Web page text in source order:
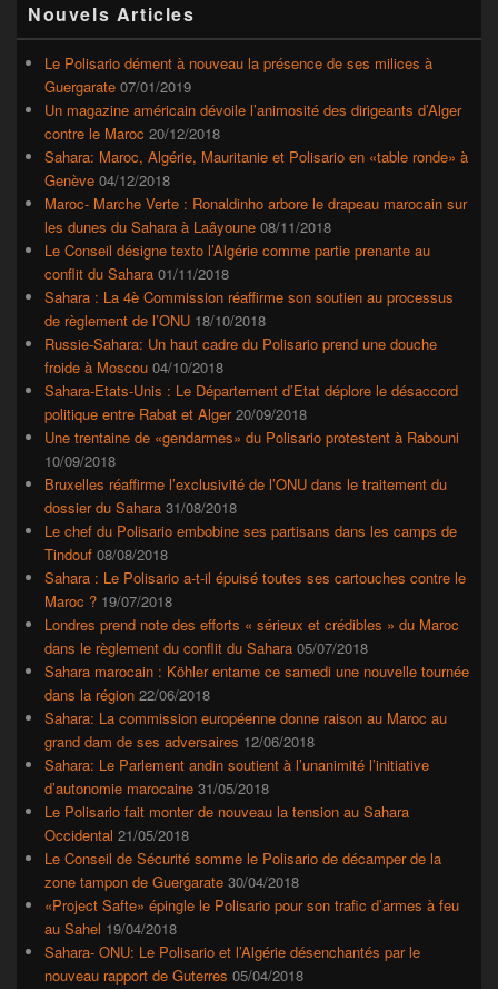
principale
de
widget
barre
latérale
Nouvels Articles
Le Polisario dément à nouveau la présence de ses milices à
Guergarate 07/01/2019
Un magazine américain dévoile l’animosité des dirigeants d’Alger
contre le Maroc 20/12/2018
Sahara: Maroc, Algérie, Mauritanie et Polisario en «table ronde» à
Genève 04/12/2018
Maroc- Marche Verte : Ronaldinho arbore le drapeau marocain sur
les dunes du Sahara à Laâyoune 08/11/2018
Le Conseil désigne texto l’Algérie comme partie prenante au
conflit du Sahara 01/11/2018
Sahara : La 4è Commission réaffirme son soutien au processus
de règlement de l’ONU 18/10/2018
Russie-Sahara: Un haut cadre du Polisario prend une douche
froide à Moscou 04/10/2018
Sahara-Etats-Unis : Le Département d’Etat déplore le désaccord
politique entre Rabat et Alger 20/09/2018
Une trentaine de «gendarmes» du Polisario protestent à Rabouni
10/09/2018
Bruxelles réaffirme l’exclusivité de l’ONU dans le traitement du
dossier du Sahara 31/08/2018
Le chef du Polisario embobine ses partisans dans les camps de
Tindouf 08/08/2018
Sahara : Le Polisario a-t-il épuisé toutes ses cartouches contre le
Maroc ? 19/07/2018
Londres prend note des efforts « sérieux et crédibles » du Maroc
dans le règlement du conflit du Sahara 05/07/2018
Sahara marocain : Köhler entame ce samedi une nouvelle tournée
dans la région 22/06/2018
Sahara: La commission européenne donne raison au Maroc au
grand dam de ses adversaires 12/06/2018
Sahara: Le Parlement andin soutient à l’unanimité l’initiative
d’autonomie marocaine 31/05/2018
Le Polisario fait monter de nouveau la tension au Sahara
Occidental 21/05/2018
Le Conseil de Sécurité somme le Polisario de décamper de la
zone tampon de Guergarate 30/04/2018
«Project Safte» épingle le Polisario pour son trafic d’armes à feu
au Sahel 19/04/2018
Sahara- ONU: Le Polisario et l’Algérie désenchantés par le
nouveau rapport de Guterres 05/04/2018